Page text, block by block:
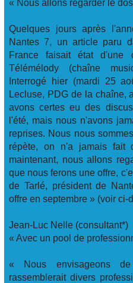
« Nous allons regarder le
Quelques jours après
Nantes 7, un article paru
France faisait état d'une
Télémélody (chaîne
Interrogé hier (mardi 25
Lecluse, PDG de la chaîne,
avons certes eu des
l'été, mais nous n'avons
reprises. Nous nous
répète, on n'a jamais fait
maintenant, nous allons
que nous ferons une offre,
de Tarlé, président de
offre en septembre » (voir ci-
Jean-Luc Nelle (consultant*)
« Avec un pool de
« Nous envisageons
rassemblerait divers